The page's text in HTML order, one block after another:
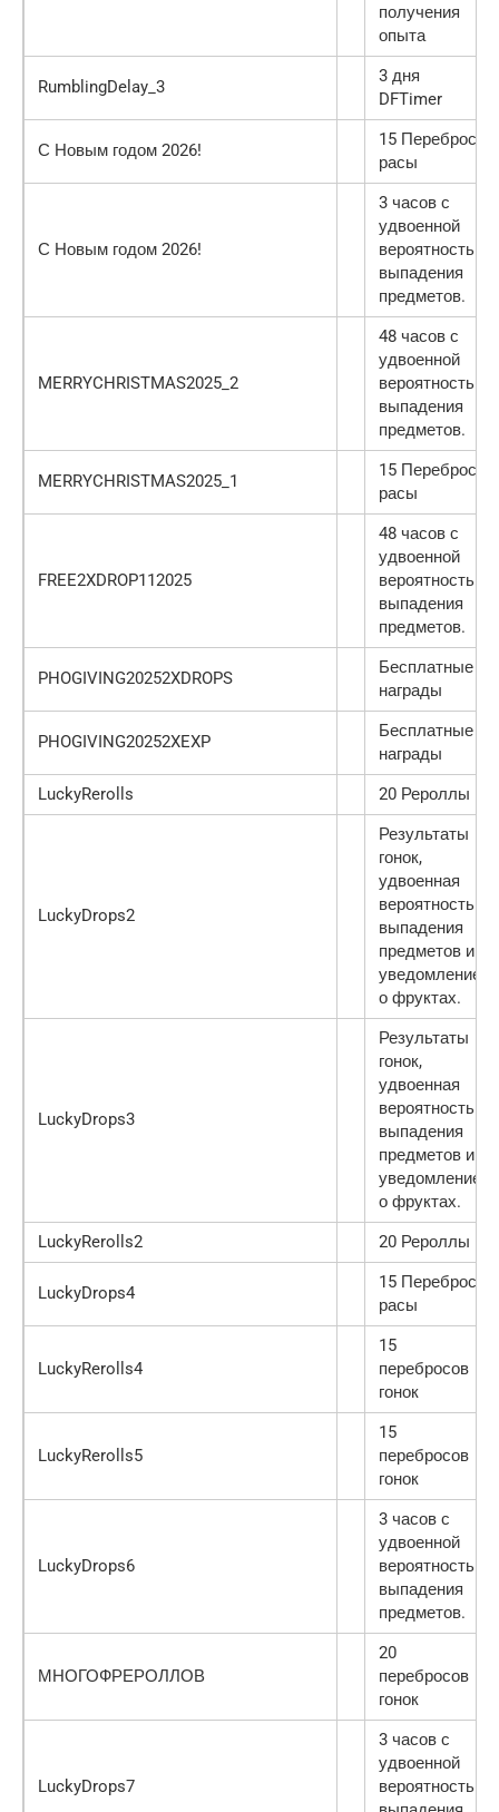
получения
опыта
RumblingDelay_3
3 дня
DFTimer
С Новым годом 2026!
15 Переброс
расы
С Новым годом 2026!
3 часов с
удвоенной
вероятностью
выпадения
предметов.
MERRYCHRISTMAS2025_2
48 часов с
удвоенной
вероятностью
выпадения
предметов.
MERRYCHRISTMAS2025_1
15 Переброс
расы
FREE2XDROP112025
48 часов с
удвоенной
вероятностью
выпадения
предметов.
PHOGIVING20252XDROPS
Бесплатные
награды
PHOGIVING20252XEXP
Бесплатные
награды
LuckyRerolls
20 Рероллы
LuckyDrops2
Результаты
гонок,
удвоенная
вероятность
выпадения
предметов и
уведомление
о фруктах.
LuckyDrops3
Результаты
гонок,
удвоенная
вероятность
выпадения
предметов и
уведомление
о фруктах.
LuckyRerolls2
20 Рероллы
LuckyDrops4
15 Переброс
расы
LuckyRerolls4
15
перебросов
гонок
LuckyRerolls5
15
перебросов
гонок
LuckyDrops6
3 часов с
удвоенной
вероятностью
выпадения
предметов.
МНОГОФРЕРОЛЛОВ
20
перебросов
гонок
LuckyDrops7
3 часов с
удвоенной
вероятностью